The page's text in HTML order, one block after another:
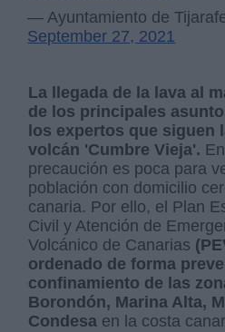
— Ayuntamiento de
September 27, 2021
La llegada de la lava al
de los principales
los expertos que siguen
volcán 'Cumbre Vieja'.
precaución es poca para
población con domicilio
canaria. Por ello, el Plan
Civil y Atención de
Volcánico de Canarias
ordenado de forma
confinamiento de las
Borondón, Marina Alta,
Condesa en la costa